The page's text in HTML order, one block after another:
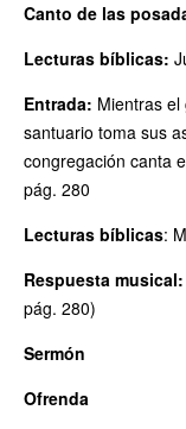
Canto de las
Lecturas bíblicas:
Entrada: Mientras
santuario toma sus
congregación canta
pág. 280
Lecturas bíblicas:
Respuesta musical:
pág. 280)
Sermón
Ofrenda